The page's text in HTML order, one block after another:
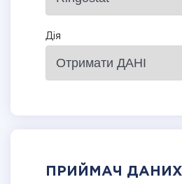
Дія
ПРИЙМАЧ ДАНИХ